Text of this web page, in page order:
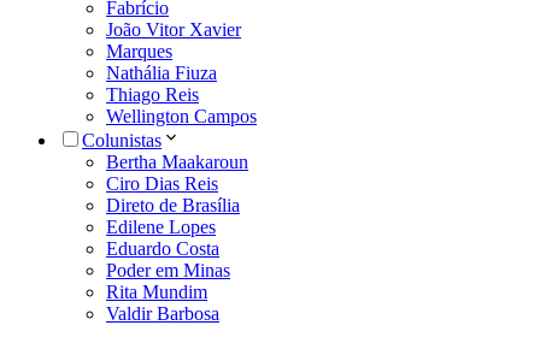
Fabrício
João Vitor Xavier
Marques
Nathália Fiuza
Thiago Reis
Wellington Campos
Colunistas
Bertha Maakaroun
Ciro Dias Reis
Direto de Brasília
Edilene Lopes
Eduardo Costa
Poder em Minas
Rita Mundim
Valdir Barbosa